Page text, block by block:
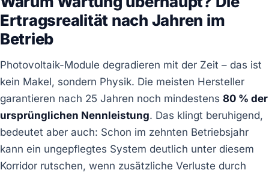
Ertragsrealität nach Jahren im
Betrieb
Photovoltaik-Module degradieren mit der Zeit – das ist
kein Makel, sondern Physik. Die meisten Hersteller
garantieren nach 25 Jahren noch mindestens 80 % der
ursprünglichen Nennleistung. Das klingt beruhigend,
bedeutet aber auch: Schon im zehnten Betriebsjahr
kann ein ungepflegtes System deutlich unter diesem
Korridor rutschen, wenn zusätzliche Verluste durch